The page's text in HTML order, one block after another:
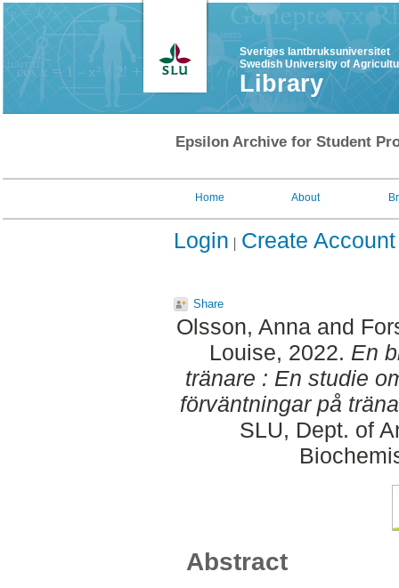
Sveriges lantbruksuniversitet
Swedish University of
Library
Epsilon Archive for Student
Home About
Login Create Account
Share
Olsson, Anna and
Louise, 2022. En
tränare : En studie
förväntningar på
SLU, Dept. of
Abstract